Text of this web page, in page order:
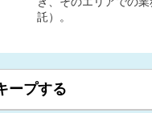
託）。
ープする